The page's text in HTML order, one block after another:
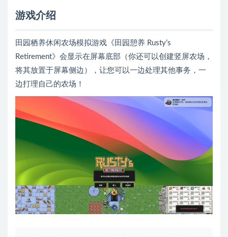
游戏介绍
田园栖养休闲农场模拟游戏《田园憩养 Rusty’s
Retirement》会显示在屏幕底部（你还可以创建竖屏农场，
将其放置于屏幕侧边），让您可以一边处理其他事务，一
边打理自己的农场！